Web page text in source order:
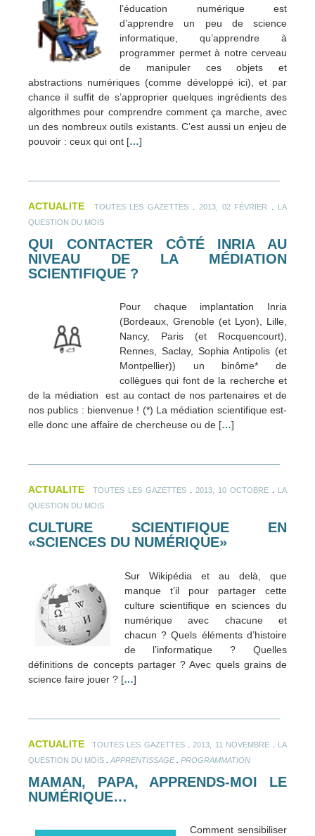
l’éducation numérique est
d’apprendre un peu de science
informatique, qu’apprendre à
programmer permet à notre cerveau
de manipuler ces objets et
abstractions numériques (comme développé ici), et par
chance il suffit de s’approprier quelques ingrédients des
algorithmes pour comprendre comment ça marche, avec
un des nombreux outils existants. C’est aussi un enjeu de
pouvoir : ceux qui ont […]
ACTUALITE TOUTES LES GAZETTES 2013, 02 FÉVRIER
LA
QUESTION DU MOIS
QUI CONTACTER CÔTÉ INRIA AU
NIVEAU DE LA MÉDIATION
SCIENTIFIQUE ?
Pour chaque implantation Inria
(Bordeaux, Grenoble (et Lyon), Lille,
Nancy, Paris (et Rocquencourt),
Rennes, Saclay, Sophia Antipolis (et
Montpellier)) un binôme* de
collègues qui font de la recherche et
de la médiation est au contact de nos partenaires et de
nos publics : bienvenue ! (*) La médiation scientifique est-
elle donc une affaire de chercheuse ou de […]
ACTUALITE TOUTES LES GAZETTES 2013, 10 OCTOBRE
LA
QUESTION DU MOIS
CULTURE SCIENTIFIQUE EN
«SCIENCES DU NUMÉRIQUE»
Sur Wikipédia et au delà, que
manque t’il pour partager cette
culture scientifique en sciences du
numérique avec chacune et
chacun ? Quels éléments d’histoire
de l’informatique ? Quelles
définitions de concepts partager ? Avec quels grains de
science faire jouer ? […]
ACTUALITE TOUTES LES GAZETTES.2013, 11 NOVEMBRE
LA
QUESTION DU MOIS
APPRENTISSAGE. PROGRAMMATION
MAMAN, PAPA, APPRENDS-MOI LE
NUMÉRIQUE…
Comment sensibiliser